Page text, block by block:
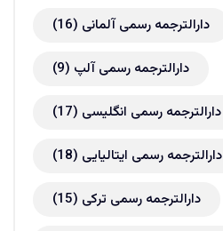
دارالترجمه رسمی آلمانی (16)
دارالترجمه رسمی آلپ (9)
دارالترجمه رسمی انگلیسی (17)
دارالترجمه رسمی ایتالیایی (18)
دارالترجمه رسمی ترکی (15)